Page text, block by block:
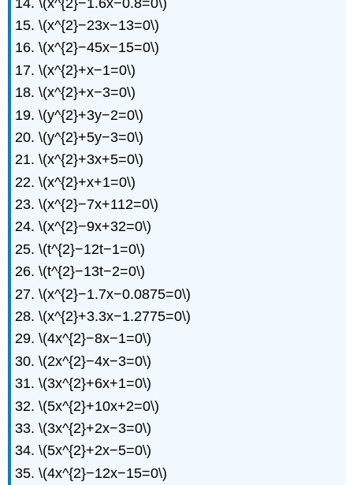
\(x^{2}−23x−13=0\)
\(x^{2}−45x−15=0\)
\(x^{2}+x−1=0\)
\(x^{2}+x−3=0\)
\(y^{2}+3y−2=0\)
\(y^{2}+5y−3=0\)
\(x^{2}+3x+5=0\)
\(x^{2}+x+1=0\)
\(x^{2}−7x+112=0\)
\(x^{2}−9x+32=0\)
\(t^{2}−12t−1=0\)
\(t^{2}−13t−2=0\)
\(x^{2}−1.7x−0.0875=0\)
\(x^{2}+3.3x−1.2775=0\)
\(4x^{2}−8x−1=0\)
\(2x^{2}−4x−3=0\)
\(3x^{2}+6x+1=0\)
\(5x^{2}+10x+2=0\)
\(3x^{2}+2x−3=0\)
\(5x^{2}+2x−5=0\)
\(4x^{2}−12x−15=0\)